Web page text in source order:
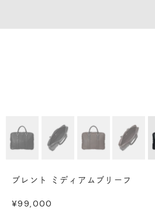
ブレント ミディアムブリーフ
セール価格
¥99,000